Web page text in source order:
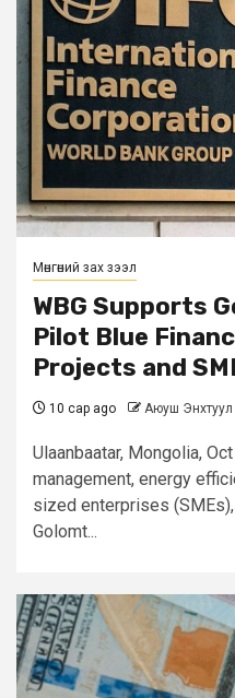
Мөнгөний зах зээл
WBG Supports
Pilot Blue
Projects and
10 сар ago Аюуш Энхтуул
Ulaanbaatar, Mongolia,
management, energy
sized enterprises
Golomt...